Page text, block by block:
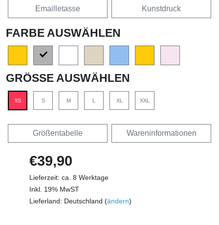
Emailletasse Kunstdruck
FARBE AUSWÄHLEN
GRÖSSE AUSWÄHLEN
XS S M L XL XXL
Größentabelle Wareninformationen
€39,90
Lieferzeit: ca. 8 Werktage
Inkl. 19% MwST
Lieferland: Deutschland (ändern)